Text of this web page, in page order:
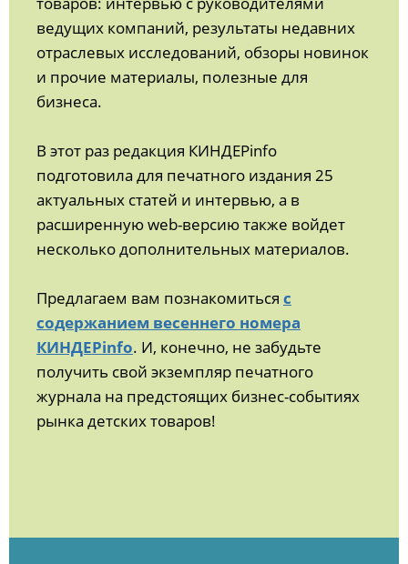
ведущих компаний, результаты недавних
отраслевых исследований, обзоры новинок
и прочие материалы, полезные для
бизнеса.
В этот раз редакция КИНДЕРinfo
подготовила для печатного издания 25
актуальных статей и интервью, а в
расширенную web-версию также войдет
несколько дополнительных материалов.
Предлагаем вам познакомиться с
содержанием весеннего номера
КИНДЕРinfo. И, конечно, не забудьте
получить свой экземпляр печатного
журнала на предстоящих бизнес-событиях
рынка детских товаров!